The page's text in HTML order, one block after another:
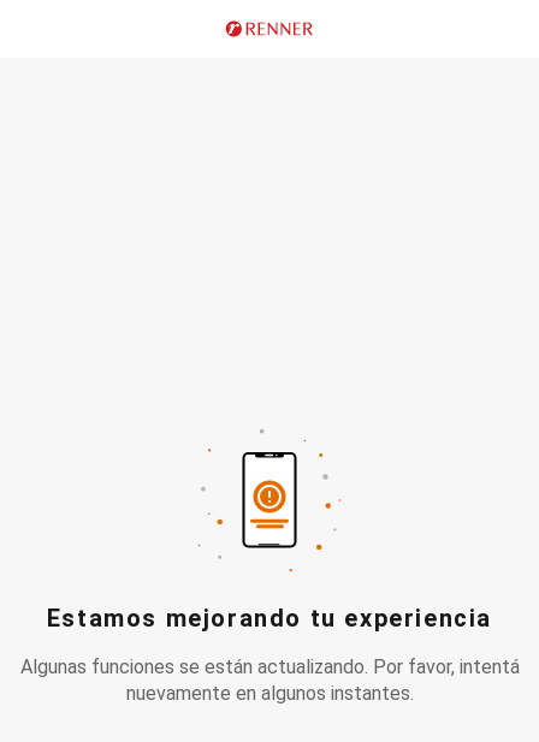
Estamos mejorando tu experiencia
Algunas funciones se están actualizando. Por favor, intentá
nuevamente en algunos instantes.